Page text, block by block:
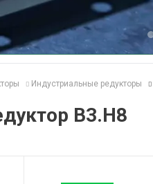
Индустриальные редукторы
B3.H8